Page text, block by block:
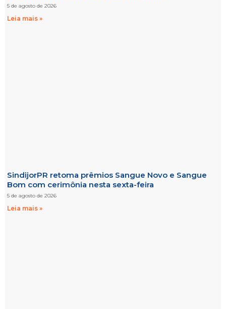
5 de agosto de 2026
Leia mais »
SindijorPR retoma prêmios Sangue Novo e Sangue
Bom com cerimônia nesta sexta-feira
5 de agosto de 2026
Leia mais »